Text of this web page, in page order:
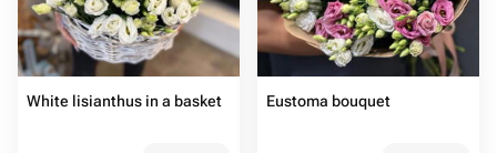
White lisianthus in a basket Eustoma bouquet